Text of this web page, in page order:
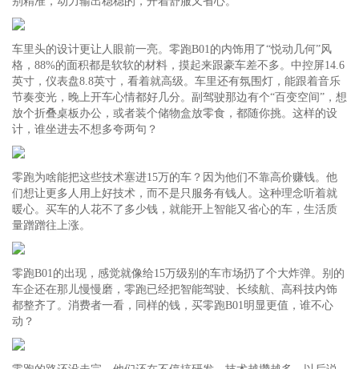
车里头的设计更让人眼前一亮。零跑B01的内饰用了“悦动几何”风
格，88%的面积都是软软的材料，摸起来跟豪车差不多。中控屏14.6
英寸，仪表盘8.8英寸，看着就高级。车里还有氛围灯，能跟着音乐
节奏变光，晚上开车心情都好几分。副驾驶那边有个“百变空间”，想
放个折叠桌板办公，或者装个储物盒放零食，都随你挑。这样的设
计，谁坐进去不想多夸两句？
零跑为啥能把这些技术塞进15万的车？因为他们不靠高价赚钱。他
们想让更多人用上好技术，而不是只服务有钱人。这种理念听着就
暖心。买车的人花不了多少钱，就能开上智能又省心的车，生活质
量蹭蹭往上涨。
零跑B01的出现，感觉就像给15万级别的车市场扔了个大炸弹。别的
车企还在那儿慢慢磨，零跑已经把智能驾驶、长续航、高科技内饰
都整齐了。消费者一看，同样的钱，买零跑B01明显更值，谁不心
动？